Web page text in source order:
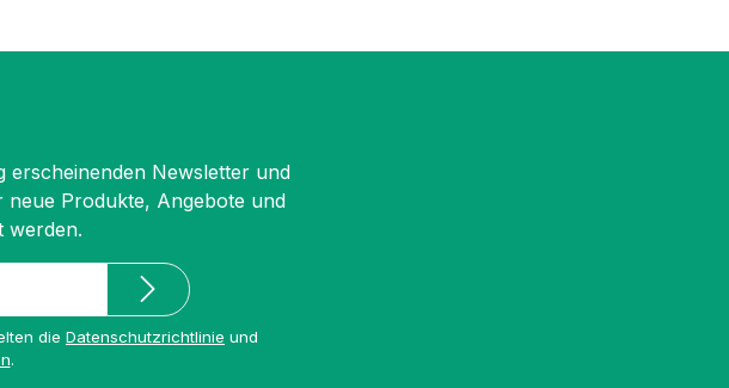
erscheinenden Newsletter und
neue Produkte, Angebote und
werden.
die Datenschutzrichtlinie und
.